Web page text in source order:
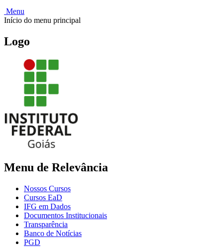
Menu
Início do menu principal
Logo
Menu de Relevância
Nossos Cursos
Cursos EaD
IFG em Dados
Documentos Institucionais
Transparência
Banco de Notícias
PGD